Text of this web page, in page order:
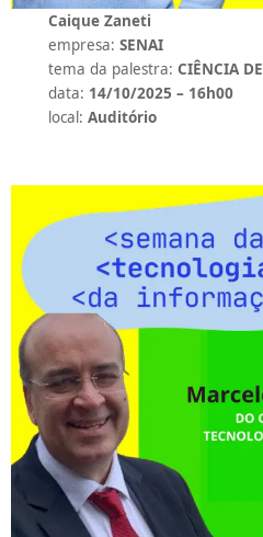
Caique Zaneti
empresa:SENAI
tema da palestra: CIÊNCIA
data: 14/10/2025 – 16h00
local:Auditório